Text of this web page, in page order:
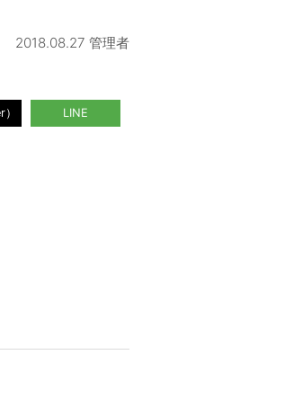
2018.08.27 管理者